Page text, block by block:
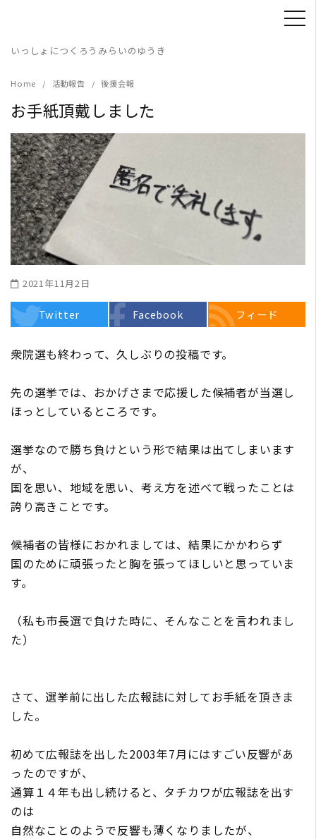
content
いっしょにつくろうみらいのゆうき
Home 活動報告 後援会報
お手紙頂戴しました
2021年11月2日
Twitter Facebook フィード
衆院選も終わって、久しぶりの投稿です。
先の選挙では、おかげさまで応援した候補者が当選し
ほっとしているところです。
選挙なので勝ち負けという形で結果は出てしまいます
が、
国を思い、地域を思い、考え方を述べて戦ったことは
誇り高きことです。
候補者の皆様におかれましては、結果にかかわらず
国のために頑張ったと胸を張ってほしいと思っていま
す。
（私も市長選で負けた時に、そんなことを言われまし
た）
さて、選挙前に出した広報誌に対してお手紙を頂きま
した。
初めて広報誌を出した2003年7月にはすごい反響があ
ったのですが、
通算１４年も出し続けると、タチカワが広報誌を出す
のは
自然なことのようで反響も薄くなりましたが、